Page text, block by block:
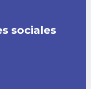
sociales